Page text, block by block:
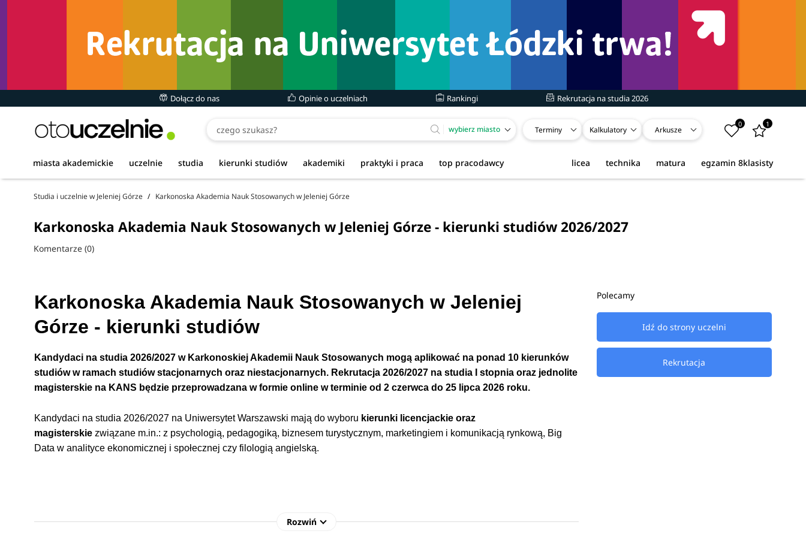
Dołącz do nas Opinie o uczelniach Rankingi Rekrutacja na studia 2026
wybierz miasto Terminy Kalkulatory Arkusze
0 1
miasta akademickie uczelnie studia kierunki studiów akademiki praktyki i praca top pracodawcy egzamin 8klasisty
matura
technika
licea
Studia i uczelnie w Jeleniej Górze Karkonoska Akademia Nauk Stosowanych w Jeleniej Górze
Karkonoska Akademia Nauk Stosowanych w Jeleniej Górze - kierunki studiów 2026/2027
Komentarze (0)
Karkonoska Akademia Nauk Stosowanych w Jeleniej
Górze - kierunki studiów
Kandydaci na studia 2026/2027 w Karkonoskiej Akademii Nauk Stosowanych mogą aplikować na ponad 10 kierunków
studiów w ramach studiów stacjonarnych oraz niestacjonarnych. Rekrutacja 2026/2027 na studia I stopniaoraz jednolite
magisterskie na KANS będzie przeprowadzana w formie online w terminie od2 czerwca do 25 lipca 2026 roku.
Kandydaci na studia 2026/2027 na Uniwersytet Warszawski mają do wyboru kierunki licencjackie oraz
magisterskie związane m.in.: z psychologią, pedagogiką, biznesem turystycznym, marketingiem i komunikacją rynkową, Big
Data w analityce ekonomicznej i społecznej czy filologią angielską.
Rozwiń
Polecamy
Idź do strony uczelni
Rekrutacja